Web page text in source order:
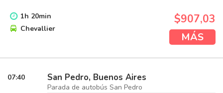
1h 20min
Chevallier
$907,03
MÁS
07:40 San Pedro, Buenos Aires
Parada de autobús San Pedro